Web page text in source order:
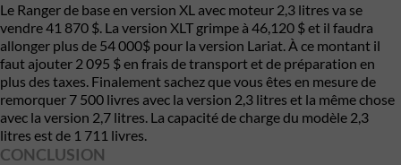
Le Ranger de base en version XL avec moteur 2,3 litres va se
vendre 41 870 $. La version XLT grimpe à 46,120 $ et il faudra
allonger plus de 54 000$ pour la version Lariat. À ce montant il
faut ajouter 2 095 $ en frais de transport et de préparation en
plus des taxes. Finalement sachez que vous êtes en mesure de
remorquer 7 500 livres avec la version 2,3 litres et la même chose
avec la version 2,7 litres. La capacité de charge du modèle 2,3
litres est de 1 711 livres.
CONCLUSION